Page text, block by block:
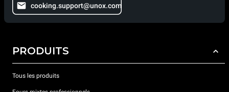
cooking.support@unox.com
PRODUITS
Tous les produits